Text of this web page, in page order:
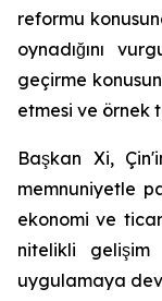
reformu
oynadığını
geçirme
etmesi ve örnek
Başkan Xi,
memnuniyetle
ekonomi ve
nitelikli gelişim
uygulamaya